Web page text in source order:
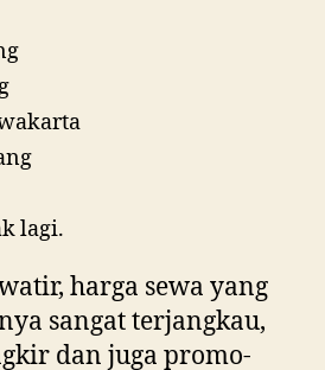
lagi.
harga sewa yang
sangat terjangkau,
dan juga promo-